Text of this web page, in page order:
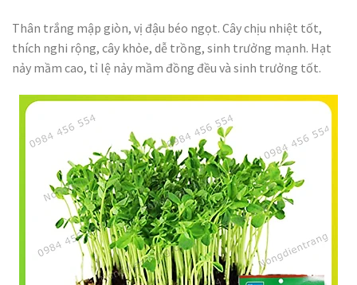
Thân trắng mập giòn, vị đậu béo ngọt. Cây chịu nhiệt tốt,
thích nghi rộng, cây khỏe, dễ trồng, sinh trưởng mạnh. Hạt
nảy mầm cao, tỉ lệ nảy mầm đồng đều và sinh trưởng tốt.